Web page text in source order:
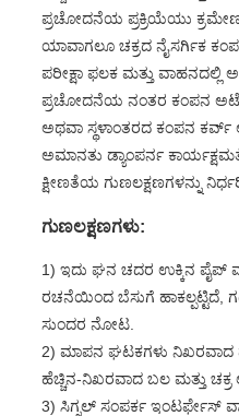
ಪ್ರಚೋದನೆಯ ಪ್ರಕ್ರಿಯೆಯು ಕ್ರಮೇಣ
ಯಾವಾಗಲೂ ಚಕ್ರದ ನೈಸರ್ಗಿಕ
ಪರೀಕ್ಷಾ ಫಲಕ ಮತ್ತು ವಾಹನದಲ್ಲಿ
ಪ್ರಚೋದನೆಯ ನಂತರ ಕಂಪನ
ಅಥವಾ ಸ್ಥಳಾಂತರದ ಕಂಪನ ಕರ್ವ್
ಅಮಾನತು ಡ್ಯಾಂಪರ್ನ
ಕ್ಷೀಣತೆಯ ಗುಣಲಕ್ಷಣಗಳನ್ನು
ಗುಣಲಕ್ಷಣಗಳು:
1) ಇದು ಘನ ಚದರ ಉಕ್ಕಿನ ಪೈಪ್
ರಚನೆಯಿಂದ ಬೆಸುಗೆ ಹಾಕಲ್ಪಟ್ಟಿದೆ,
ಸುಂದರ ನೋಟ.
2) ಮಾಪನ ಘಟಕಗಳು ನಿಖರವಾದ
ಹೆಚ್ಚಿನ-ನಿಖರವಾದ ಬಲ ಮತ್ತು
3) ಸಿಗ್ನಲ್ ಸಂಪರ್ಕ ಇಂಟರ್ಫೇಸ್